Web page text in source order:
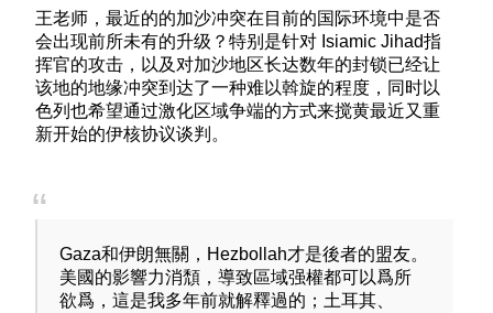
王老师，最近的的加沙冲突在目前的国际环境中是否
会出现前所未有的升级？特别是针对 Isiamic Jihad指
挥官的攻击，以及对加沙地区长达数年的封锁已经让
该地的地缘冲突到达了一种难以斡旋的程度，同时以
色列也希望通过激化区域争端的方式来搅黄最近又重
新开始的伊核协议谈判。
Gaza和伊朗無關，Hezbollah才是後者的盟友。
美國的影響力消頹，導致區域强權都可以爲所
欲爲，這是我多年前就解釋過的；土耳其、